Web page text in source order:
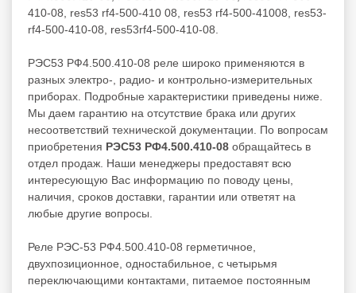
410-08, res53 rf4-500-410 08, res53 rf4-500-41008, res53-
rf4-500-410-08, res53rf4-500-410-08.
РЭС53 РФ4.500.410-08 реле широко применяются в
разных электро-, радио- и контрольно-измерительных
приборах. Подробные характеристики приведены ниже.
Мы даем гарантию на отсутствие брака или других
несоответствий технической документации. По вопросам
приобретения РЭС53 РФ4.500.410-08 обращайтесь в
отдел продаж. Наши менеджеры предоставят всю
интересующую Вас информацию по поводу цены,
наличия, сроков доставки, гарантии или ответят на
любые другие вопросы.
Реле РЭС-53 РФ4.500.410-08 герметичное,
двухпозиционное, одностабильное, с четырьмя
переключающими контактами, питаемое постоянным